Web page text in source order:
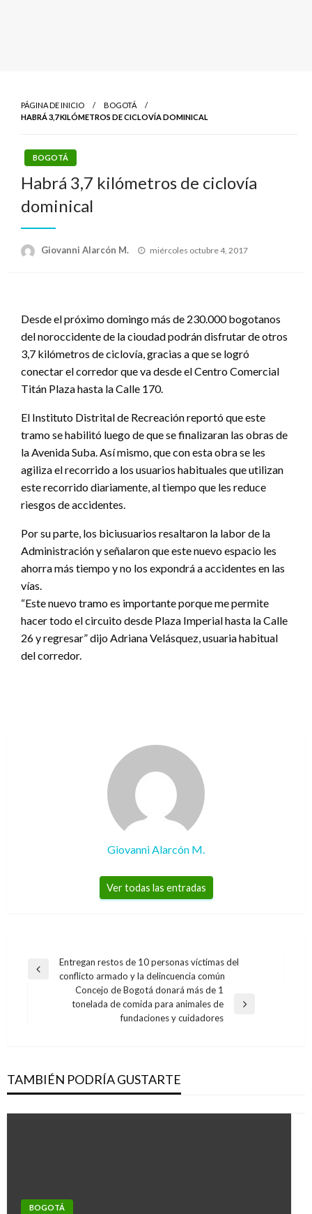
PÁGINA DE INICIO
BOGOTÁ
HABRÁ 3,7 KILÓMETROS DE CICLOVÍA DOMINICAL
BOGOTÁ
Habrá 3,7 kilómetros de ciclovía
dominical
Giovanni Alarcón M.
Publicado
miércoles octubre 4, 2017
Desde el próximo domingo más de 230.000 bogotanos
del noroccidente de la cioudad podrán disfrutar de otros
3,7 kilómetros de ciclovía, gracias a que se logró
conectar el corredor que va desde el Centro Comercial
Titán Plaza hasta la Calle 170.
El Instituto Distrital de Recreación reportó que este
tramo se habilitó luego de que se finalizaran las obras de
la Avenida Suba. Así mismo, que con esta obra se les
agiliza el recorrido a los usuarios habituales que utilizan
este recorrido diariamente, al tiempo que les reduce
riesgos de accidentes.
Por su parte, los biciusuarios resaltaron la labor de la
Administración y señalaron que este nuevo espacio les
ahorra más tiempo y no los expondrá a accidentes en las
vías.
“Este nuevo tramo es importante porque me permite
hacer todo el circuito desde Plaza Imperial hasta la Calle
26 y regresar” dijo Adriana Velásquez, usuaria habitual
del corredor.
Giovanni Alarcón M.
Ver todas las entradas
Navegación
entradas
Entrada
Entregan restos de 10 personas víctimas del
conflicto armado y la delincuencia común
Entrada
Concejo de Bogotá donará más de 1
tonelada de comida para animales de
fundaciones y cuidadores
TAMBIÉN PODRÍA GUSTARTE
BOGOTÁ